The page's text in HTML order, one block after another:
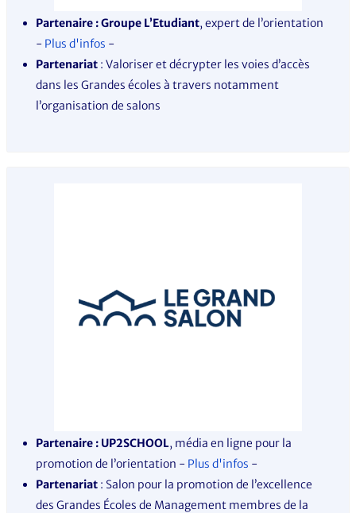
Partenaire : Groupe L’Etudiant, expert de l’orientation
- Plus d'infos -
Partenariat : Valoriser et décrypter les voies d’accès
dans les Grandes écoles à travers notamment
l’organisation de salons
Partenaire : UP2SCHOOL, média en ligne pour la
promotion de l’orientation - Plus d'infos -
Partenariat : Salon pour la promotion de l’excellence
des Grandes Écoles de Management membres de la